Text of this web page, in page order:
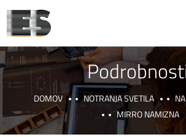
DOMOV NOTRANJA SVETILA
MIRRO NAMIZNA